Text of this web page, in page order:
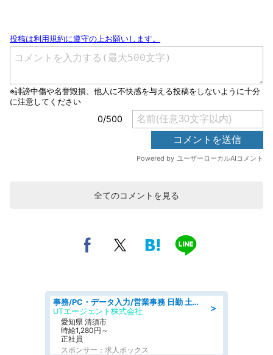
全てのコメントを見る
＞
事務/PC・データ入力/営業事務 日勤 土日休み 残業少なめ 車通勤OK 総合事務
UTエージェント株式会社
愛知県 清須市
時給1,280円～
正社員
スポンサー：求人ボックス